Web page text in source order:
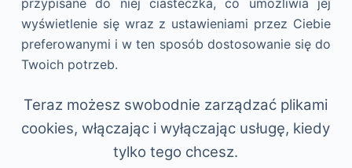
przypisane do niej ciasteczka, co umożliwia jej
wyświetlenie się wraz z ustawieniami przez Ciebie
preferowanymi i w ten sposób dostosowanie się do
Twoich potrzeb.
Teraz możesz swobodnie zarządzać plikami
cookies, włączając i wyłączając usługę, kiedy
tylko tego chcesz.